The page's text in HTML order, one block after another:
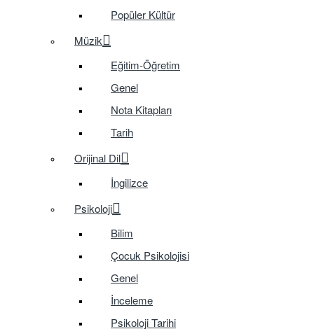
Popüler Kültür
Müzik
Eğitim-Öğretim
Genel
Nota Kitapları
Tarih
Orijinal Dil
İngilizce
Psikoloji
Bilim
Çocuk Psikolojisi
Genel
İnceleme
Psikoloji Tarihi